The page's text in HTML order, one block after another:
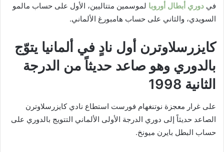
في دوري أبطال أوروبا لموسمين متتاليين، الأول على حساب مالمو
السويدي، والثاني على حساب هامبورغ الألماني.
كايزرسلاوترن أول نادٍ في ألمانيا يتوّج
بالدوري وهو صاعد حديثاً من الدرجة
الثانية 1998
على غرار معجزة نوتنغهام فورست استطاع نادي كايزرسلاوترن
الصاعد حديثاً إلى دوري الدرجة الأولى الألماني التتويج بالدوري على
حساب البطل بايرن ميونخ.